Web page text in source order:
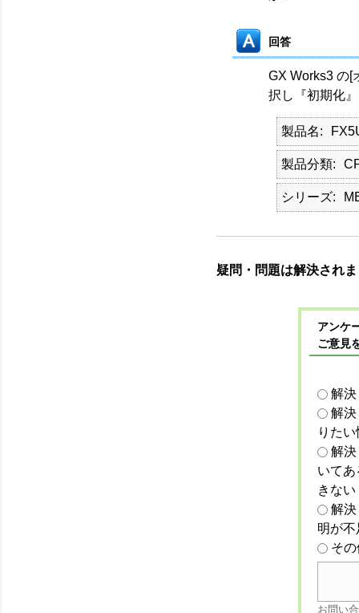
回答
GX Works3 の[
択し『初期化
製品名
製品分類
シリーズ
疑問・問題は解決され
アンケ
ご意見
解
解
りた
解
いて
きない
解
明が
そ
お問い